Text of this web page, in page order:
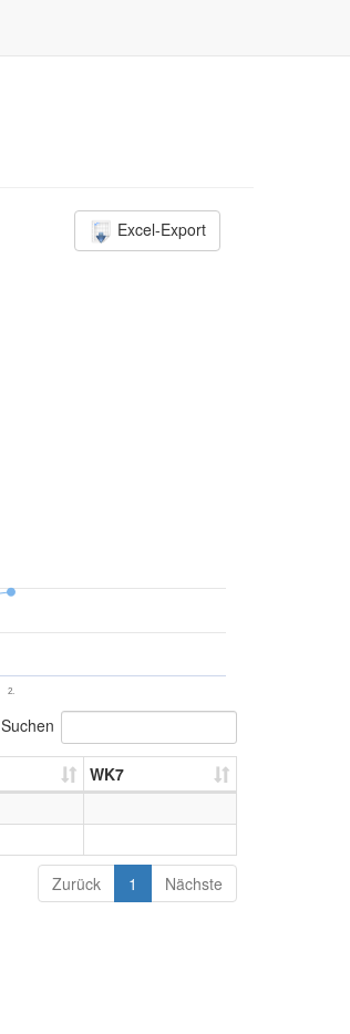
Excel-Export
2.
Suchen
WK7
Zurück 1 Nächste